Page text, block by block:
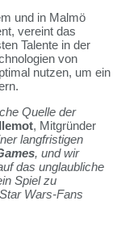
und in Malmö
vereint das
Talente in der
von
nutzen, um ein
Quelle der
, Mitgründer
langfristigen
, und wir
das unglaubliche
Spiel zu
Wars-Fans